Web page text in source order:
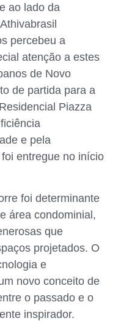
ao lado da
percebeu a
atenção a estes
de Novo
de partida para a
Piazza
e pela
entregue no início
foi determinante
área condominial,
que
projetados. O
e
novo conceito de
o passado e o
inspirador.